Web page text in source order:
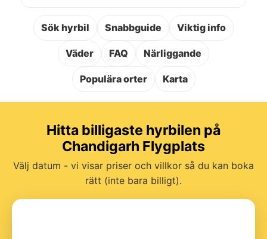
Sök hyrbil Snabbguide Viktig info
Väder FAQ Närliggande
Populära orter Karta
Hitta billigaste hyrbilen på
Chandigarh Flygplats
Välj datum - vi visar priser och villkor så du kan boka
rätt (inte bara billigt).